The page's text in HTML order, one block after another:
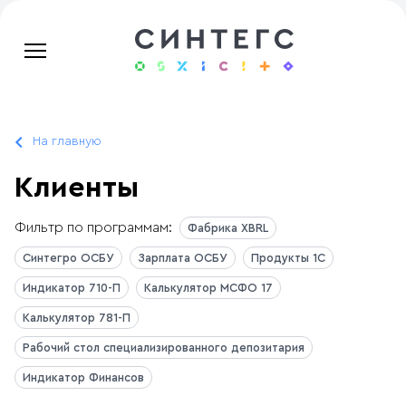
На главную
Клиенты
Фильтр по программам: Фабрика XBRL
Синтегро ОСБУ Зарплата ОСБУ Продукты 1С
Индикатор 710-П Калькулятор МСФО 17
Калькулятор 781-П
Рабочий стол специализированного депозитария
Индикатор Финансов